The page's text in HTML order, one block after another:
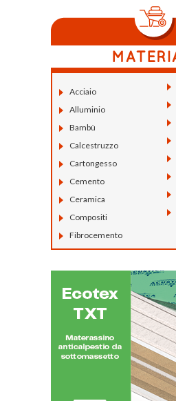
Acciaio
Alluminio
Bambù
Calcestruzzo
Cartongesso
Cemento
Ceramica
Compositi
Fibrocemento